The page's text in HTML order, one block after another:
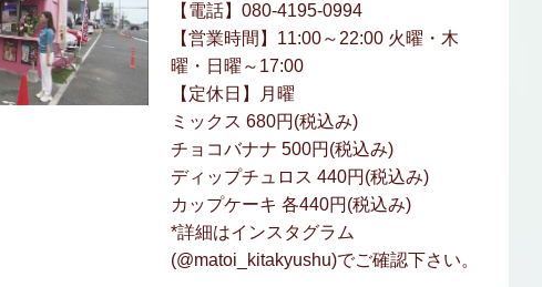
【電話】080-4195-0994
【営業時間】11:00～22:00 火曜・木
曜・日曜～17:00
【定休日】月曜
ミックス 680円(税込み)
チョコバナナ 500円(税込み)
ディップチュロス 440円(税込み)
カップケーキ 各440円(税込み)
*詳細はインスタグラム
(@matoi_kitakyushu)でご確認下さい。